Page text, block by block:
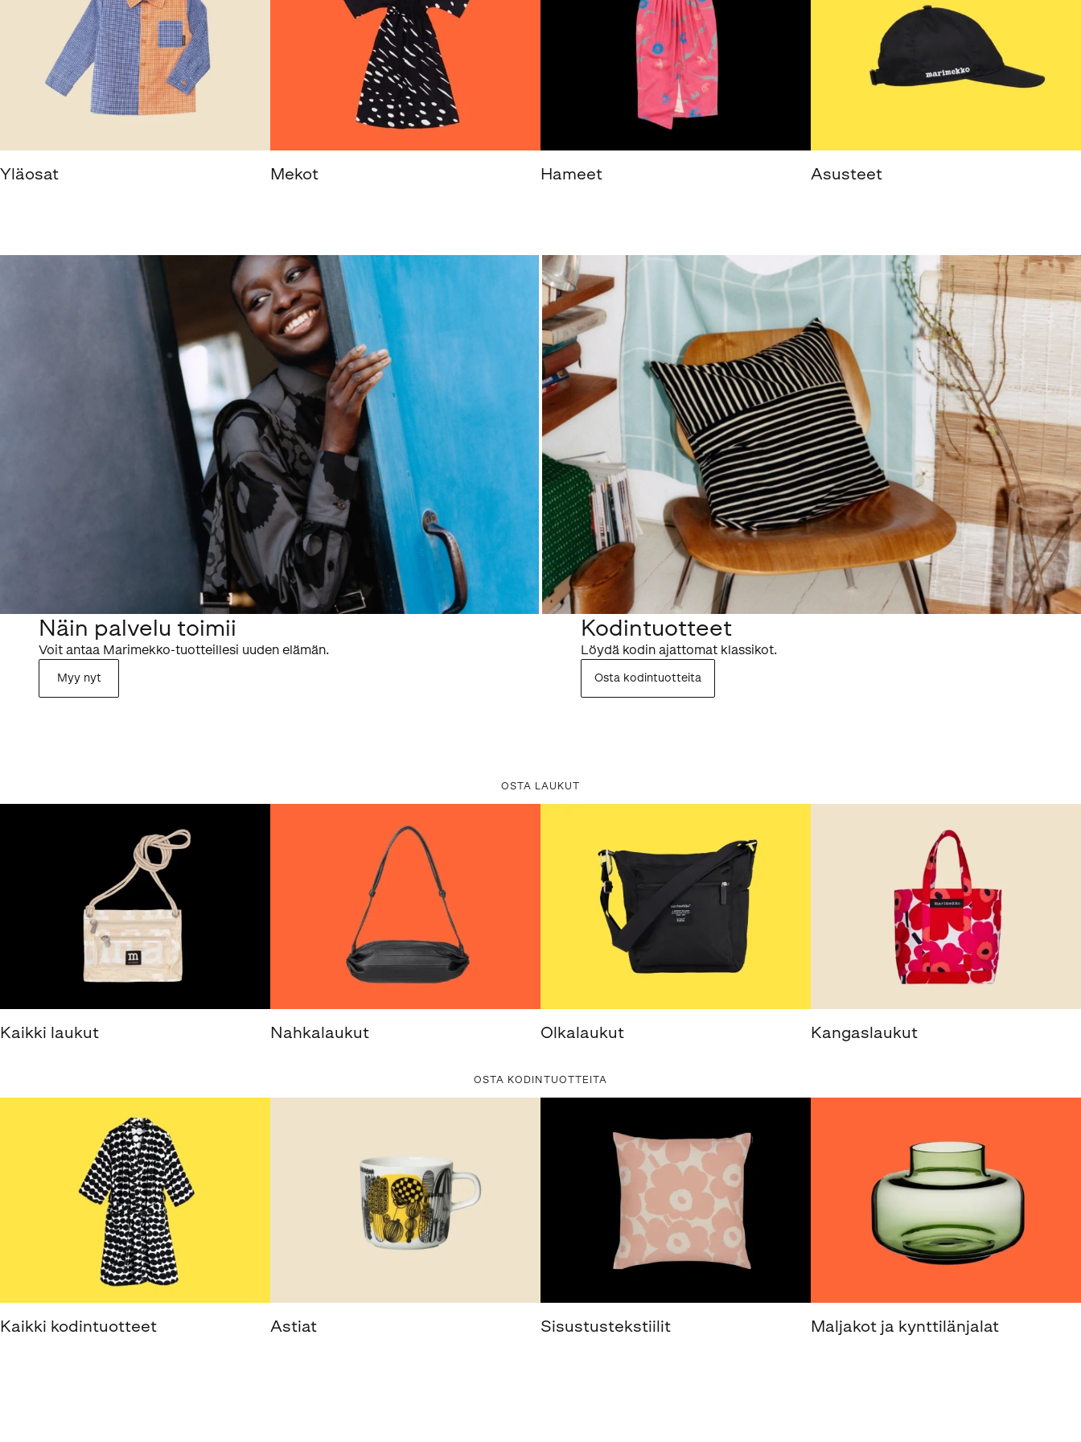
Yläosat Mekot Hameet Asusteet
Näin palvelu toimii
Voit antaa Marimekko-tuotteillesi uuden elämän.
Myy nyt
Kodintuotteet
Löydä kodin ajattomat klassikot.
Osta kodintuotteita
OSTA LAUKUT
Kaikki laukut Nahkalaukut Olkalaukut Kangaslaukut
OSTA KODINTUOTTEITA
Kaikki kodintuotteet Astiat Sisustustekstiilit Maljakot ja kynttilänjalat